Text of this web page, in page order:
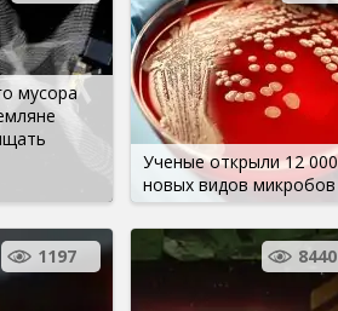
мусора
Ученые открыли 12 000
новых видов микробов
1197 8440